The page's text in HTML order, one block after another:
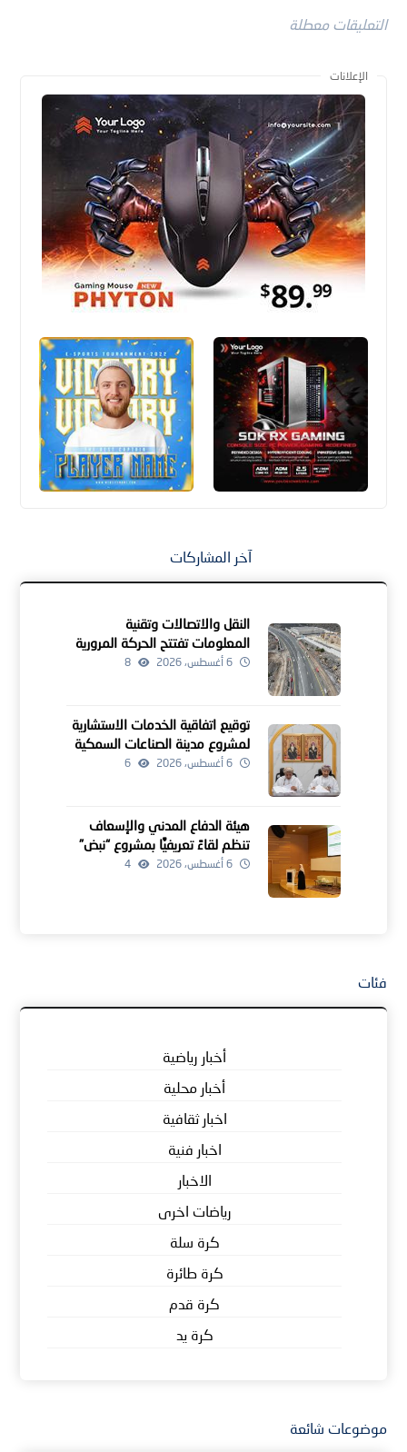
التعليقات معطلة
الإعلانات
آخر المشاركات
النقل والاتصالات وتقنية
المعلومات تفتتح الحركة المرورية
لمشروعين للطرق بالداخلية
6 أغسطس، 2026 8
توقيع اتفاقية الخدمات الاستشارية
لمشروع مدينة الصناعات السمكية
بجنوب الشرقية
6 أغسطس، 2026 6
هيئة الدفاع المدني والإسعاف
تنظم لقاءً تعريفيًّا بمشروع “نبض”
في محافظة ظفار
6 أغسطس، 2026 4
فئات
أخبار رياضية
أخبار محلية
اخبار ثقافية
اخبار فنية
الاخبار
رياضات اخرى
كرة سلة
كرة طائرة
كرة قدم
كرة يد
موضوعات شائعة